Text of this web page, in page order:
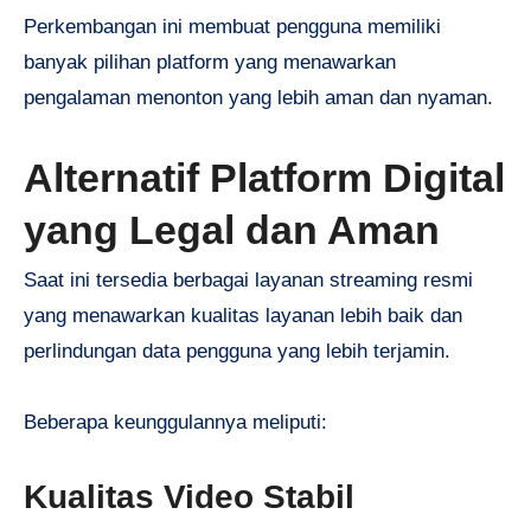
Perkembangan ini membuat pengguna memiliki
banyak pilihan platform yang menawarkan
pengalaman menonton yang lebih aman dan nyaman.
Alternatif Platform Digital
yang Legal dan Aman
Saat ini tersedia berbagai layanan streaming resmi
yang menawarkan kualitas layanan lebih baik dan
perlindungan data pengguna yang lebih terjamin.
Beberapa keunggulannya meliputi:
Kualitas Video Stabil